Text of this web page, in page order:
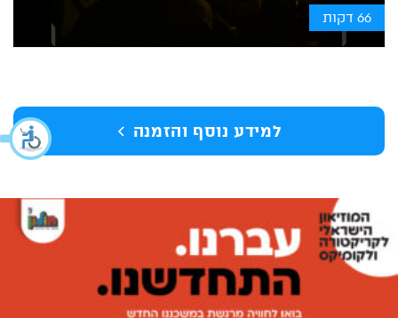
66 דקות
למידע נוסף והזמנה